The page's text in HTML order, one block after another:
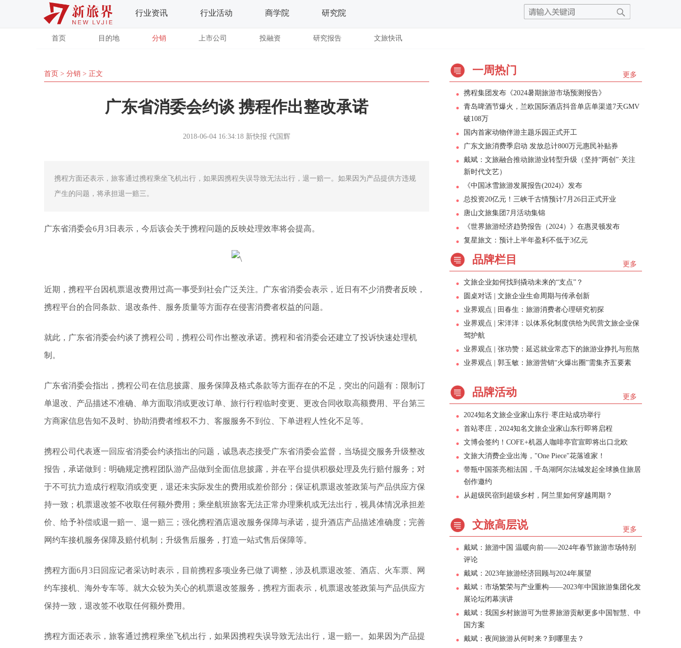
行业资讯 行业活动 商学院 研究院
首页 目的地 分销 上市公司 投融资 研究报告 文旅快讯
首页 > 分销 > 正文
广东省消委会约谈 携程作出整改承诺
2018-06-04 16:34:18 新快报 代国辉
携程方面还表示，旅客通过携程乘坐飞机出行，如果因携程失误导致无法出行，退一赔一。如果因为产品提供方违规
产生的问题，将承担退一赔三。
广东省消委会6月3日表示，今后该会关于携程问题的反映处理效率将会提高。
近期，携程平台因机票退改费用过高一事受到社会广泛关注。广东省消委会表示，近日有不少消费者反映，
携程平台的合同条款、退改条件、服务质量等方面存在侵害消费者权益的问题。
就此，广东省消委会约谈了携程公司，携程公司作出整改承诺。携程和省消委会还建立了投诉快速处理机
制。
广东省消委会指出，携程公司在信息披露、服务保障及格式条款等方面存在的不足，突出的问题有：限制订
单退改、产品描述不准确、单方面取消或更改订单、旅行行程临时变更、更改合同收取高额费用、平台第三
方商家信息告知不及时、协助消费者维权不力、客服服务不到位、下单进程人性化不足等。
携程公司代表逐一回应省消委会约谈指出的问题，诚恳表态接受广东省消委会监督，当场提交服务升级整改
报告，承诺做到：明确规定携程团队游产品做到全面信息披露，并在平台提供积极处理及先行赔付服务；对
于不可抗力造成行程取消或变更，退还未实际发生的费用或差价部分；保证机票退改签政策与产品供应方保
持一致；机票退改签不收取任何额外费用；乘坐航班旅客无法正常办理乘机或无法出行，视具体情况承担差
价、给予补偿或退一赔一、退一赔三；强化携程酒店退改服务保障与承诺，提升酒店产品描述准确度；完善
网约车接机服务保障及赔付机制；升级售后服务，打造一站式售后保障等。
携程方面6月3日回应记者采访时表示，目前携程多项业务已做了调整，涉及机票退改签、酒店、火车票、网
约车接机、海外专车等。就大众较为关心的机票退改签服务，携程方面表示，机票退改签政策与产品供应方
保持一致，退改签不收取任何额外费用。
携程方面还表示，旅客通过携程乘坐飞机出行，如果因携程失误导致无法出行，退一赔一。如果因为产品提
更多
一周热门
携程集团发布《2024暑期旅游市场预测报告》
青岛啤酒节爆火，兰欧国际酒店抖音单店单渠道7天GMV
破108万
国内首家动物伴游主题乐园正式开工
广东文旅消费季启动 发放总计800万元惠民补贴券
戴斌：文旅融合推动旅游业转型升级（坚持“两创”·关注
新时代文艺）
《中国冰雪旅游发展报告(2024)》发布
总投资20亿元！三峡千古情预计7月26日正式开业
唐山文旅集团7月活动集锦
《世界旅游经济趋势报告（2024）》在惠灵顿发布
复星旅文：预计上半年盈利不低于3亿元
更多
品牌栏目
文旅企业如何找到撬动未来的“支点”？
圆桌对话 | 文旅企业生命周期与传承创新
业界观点 | 田春生：旅游消费者心理研究初探
业界观点 | 宋洋洋：以体系化制度供给为民营文旅企业保
驾护航
业界观点 | 张功赞：延迟就业常态下的旅游业挣扎与煎熬
业界观点 | 郭玉敏：旅游营销“火爆出圈”需集齐五要素
更多
品牌活动
2024知名文旅企业家山东行·枣庄站成功举行
首站枣庄，2024知名文旅企业家山东行即将启程
文博会签约！COFE+机器人咖啡亭官宣即将出口北欧
文旅大消费企业出海，"One Piece"花落谁家！
带瓶中国茶亮相法国，千岛湖阿尔法城发起全球换住旅居
创作邀约
从超级民宿到超级乡村，阿兰里如何穿越周期？
更多
文旅高层说
戴斌：旅游中国 温暖向前——2024年春节旅游市场特别
评论
戴斌：2023年旅游经济回顾与2024年展望
戴斌：市场繁荣与产业重构——2023年中国旅游集团化发
展论坛闭幕演讲
戴斌：我国乡村旅游可为世界旅游贡献更多中国智慧、中
国方案
戴斌：夜间旅游从何时来？到哪里去？